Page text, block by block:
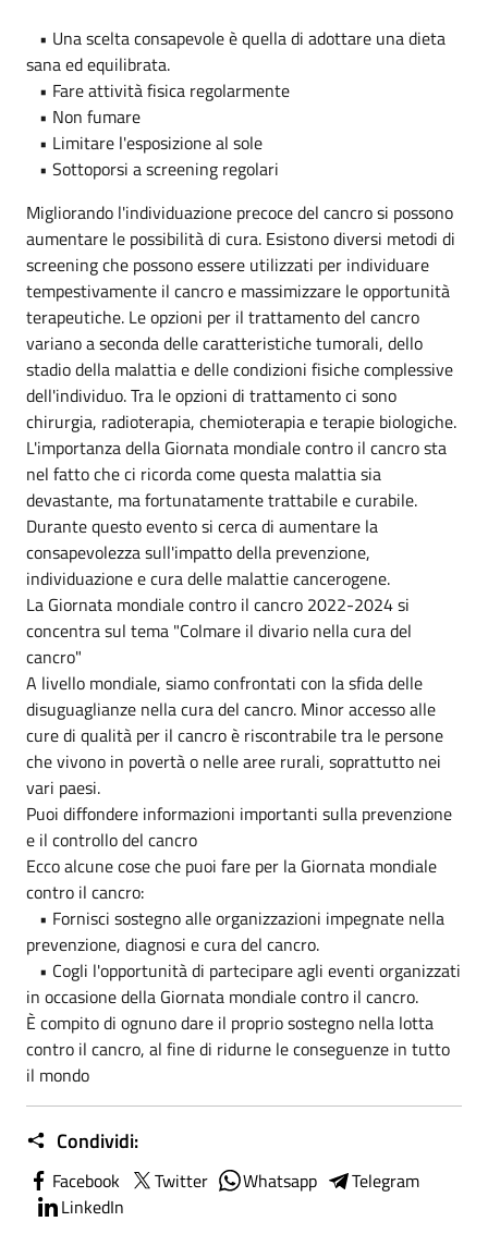
• Una scelta consapevole è quella di adottare una dieta
sana ed equilibrata.
• Fare attività fisica regolarmente
• Non fumare
• Limitare l'esposizione al sole
• Sottoporsi a screening regolari
Migliorando l'individuazione precoce del cancro si possono
aumentare le possibilità di cura. Esistono diversi metodi di
screening che possono essere utilizzati per individuare
tempestivamente il cancro e massimizzare le opportunità
terapeutiche. Le opzioni per il trattamento del cancro
variano a seconda delle caratteristiche tumorali, dello
stadio della malattia e delle condizioni fisiche complessive
dell'individuo. Tra le opzioni di trattamento ci sono
chirurgia, radioterapia, chemioterapia e terapie biologiche.
L'importanza della Giornata mondiale contro il cancro sta
nel fatto che ci ricorda come questa malattia sia
devastante, ma fortunatamente trattabile e curabile.
Durante questo evento si cerca di aumentare la
consapevolezza sull'impatto della prevenzione,
individuazione e cura delle malattie cancerogene.
La Giornata mondiale contro il cancro 2022-2024 si
concentra sul tema "Colmare il divario nella cura del
cancro"
A livello mondiale, siamo confrontati con la sfida delle
disuguaglianze nella cura del cancro. Minor accesso alle
cure di qualità per il cancro è riscontrabile tra le persone
che vivono in povertà o nelle aree rurali, soprattutto nei
vari paesi.
Puoi diffondere informazioni importanti sulla prevenzione
e il controllo del cancro
Ecco alcune cose che puoi fare per la Giornata mondiale
contro il cancro:
• Fornisci sostegno alle organizzazioni impegnate nella
prevenzione, diagnosi e cura del cancro.
• Cogli l'opportunità di partecipare agli eventi organizzati
in occasione della Giornata mondiale contro il cancro.
È compito di ognuno dare il proprio sostegno nella lotta
contro il cancro, al fine di ridurne le conseguenze in tutto
il mondo
Condividi:
Facebook Twitter Whatsapp
Telegram
LinkedIn